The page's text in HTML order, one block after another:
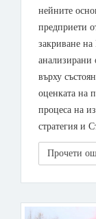
нейните
предприети
закриване
анализирани
върху
оценката на
процеса на
стратегия и
Прочети